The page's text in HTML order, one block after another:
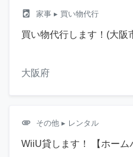
local_laundry_service 家事 ▸ 買い物代行
買い物代行します！(大阪
大阪府
attachment その他 ▸ レンタル
WiiU貸します！ 【ホーム